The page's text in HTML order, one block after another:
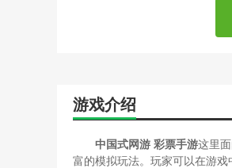
游戏介绍
中国式网游 彩票手游这里
富的模拟玩法。玩家可以在游